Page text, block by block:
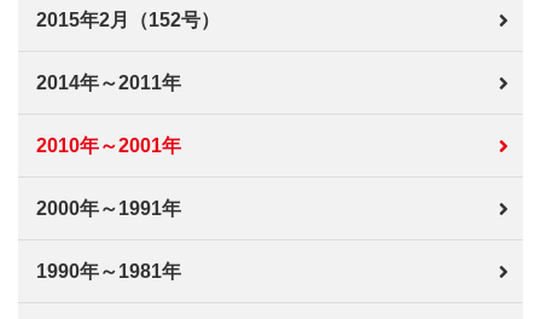
2015年2月（152号）
2014年～2011年
2010年～2001年
2000年～1991年
1990年～1981年